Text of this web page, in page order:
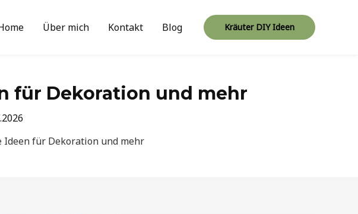
Über mich Kontakt Blog Kräuter DIY Ideen
für Dekoration und mehr
für Dekoration und mehr